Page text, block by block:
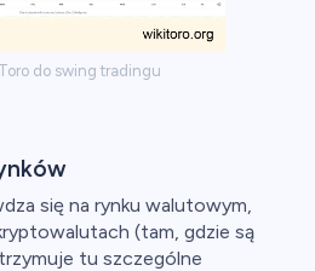
do swing tradingu
się na rynku walutowym,
(tam, gdzie są
tu szczególne